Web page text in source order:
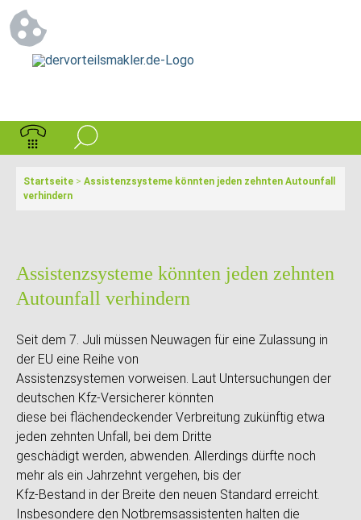
Startseite > Assistenzsysteme könnten jeden zehnten Autounfall
verhindern
Assistenzsysteme könnten jeden zehnten
Autounfall verhindern
Seit dem 7. Juli müssen Neuwagen für eine Zulassung in
der EU eine Reihe von
Assistenzsystemen vorweisen. Laut Untersuchungen der
deutschen Kfz-Versicherer könnten
diese bei flächendeckender Verbreitung zukünftig etwa
jeden zehnten Unfall, bei dem Dritte
geschädigt werden, abwenden. Allerdings dürfte noch
mehr als ein Jahrzehnt vergehen, bis der
Kfz-Bestand in der Breite den neuen Standard erreicht.
Insbesondere den Notbremsassistenten halten die